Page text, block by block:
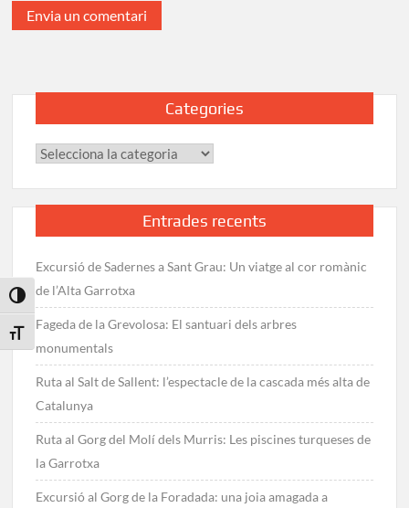
Toggle High Contrast
Toggle Font size
Categories
Categories
Entrades recents
Excursió de Sadernes a Sant Grau: Un viatge al cor romànic
de l’Alta Garrotxa
Fageda de la Grevolosa: El santuari dels arbres
monumentals
Ruta al Salt de Sallent: l’espectacle de la cascada més alta de
Catalunya
Ruta al Gorg del Molí dels Murris: Les piscines turqueses de
la Garrotxa
Excursió al Gorg de la Foradada: una joia amagada a